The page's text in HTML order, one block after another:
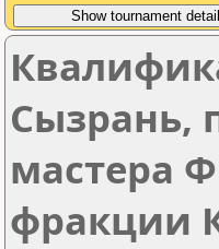
Сызрань,
мастера
фракции